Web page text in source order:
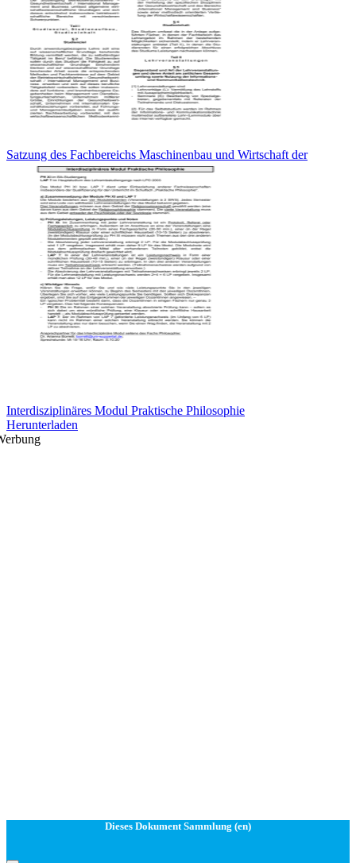
Satzung des Fachbereichs Maschinenbau und Wirtschaft der
Interdisziplinäres Modul Praktische Philosophie
Herunterladen
Dieses Dokument Sammlung (en)